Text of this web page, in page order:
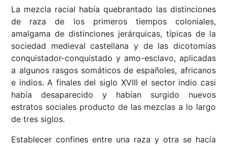
La mezcla racial había quebrantado las distinciones
de raza de los primeros tiempos coloniales,
amalgama de distinciones jerárquicas, típicas de la
sociedad medieval castellana y de las dicotomías
conquistador-conquistado y amo-esclavo, aplicadas
a algunos rasgos somáticos de españoles, africanos
e indios. A finales del siglo XVIII el sector indio casi
había desaparecido y habían surgido nuevos
estratos sociales producto de las mezclas a lo largo
de tres siglos.
Establecer confines entre una raza y otra se hacía